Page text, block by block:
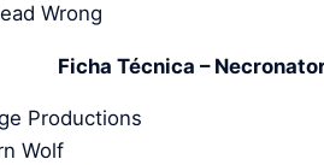
Wrong
Ficha Técnica –
Productions
Wolf